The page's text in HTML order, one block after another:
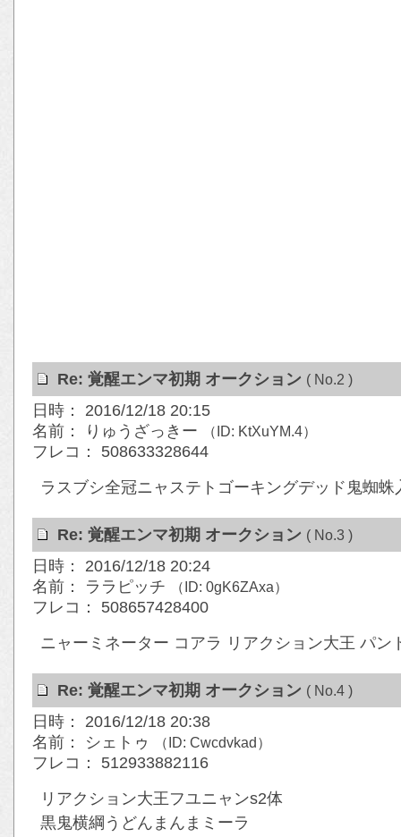
Re: 覚醒エンマ初期 オークション ( No.2 )
日時： 2016/12/18 20:15
名前： りゅうざっきー
（ID: KtXuYM.4）
フレコ： 508633328644
ラスブシ全冠ニャステトゴーキングデッド鬼蜘蛛
Re: 覚醒エンマ初期 オークション ( No.3 )
日時： 2016/12/18 20:24
名前： ララピッチ
（ID: 0gK6ZAxa）
フレコ： 508657428400
ニャーミネーター コアラ リアクション大王 パン
Re: 覚醒エンマ初期 オークション ( No.4 )
日時： 2016/12/18 20:38
名前： シェトゥ
（ID: Cwcdvkad）
フレコ： 512933882116
リアクション大王フユニャンs2体
黒鬼横綱うどんまんまミーラ